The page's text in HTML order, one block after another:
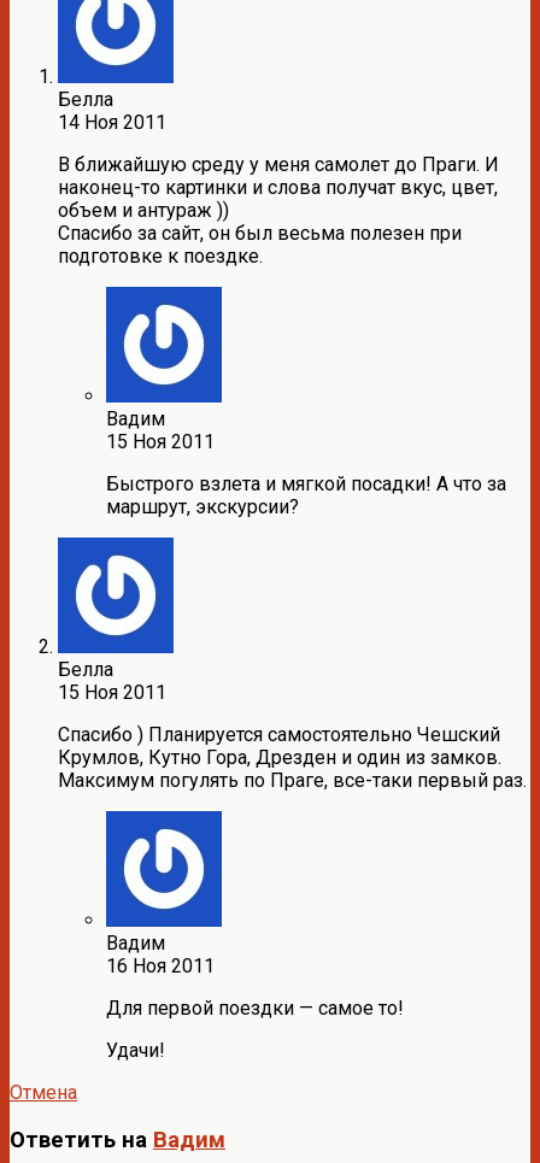
Белла
14 Ноя 2011
В ближайшую среду у меня самолет до Праги. И
наконец-то картинки и слова получат вкус, цвет,
объем и антураж ))
Спасибо за сайт, он был весьма полезен при
подготовке к поездке.
Вадим
15 Ноя 2011
Быстрого взлета и мягкой посадки! А что за
маршрут, экскурсии?
Белла
15 Ноя 2011
Спасибо ) Планируется самостоятельно Чешский
Крумлов, Кутно Гора, Дрезден и один из замков.
Максимум погулять по Праге, все-таки первый раз.
Вадим
16 Ноя 2011
Для первой поездки — самое то!
Удачи!
Отмена
Ответить на Вадим